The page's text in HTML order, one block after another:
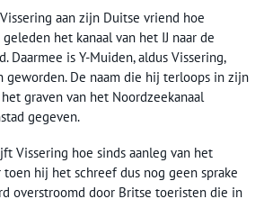
aan zijn Duitse vriend hoe
het kanaal van het IJ naar de
Daarmee is Y-Muiden, aldus Vissering,
geworden. De naam die hij terloops in zijn
graven van het Noordzeekanaal
gegeven.
Vissering hoe sinds aanleg van het
toen hij het schreef dus nog geen sprake
overstroomd door Britse toeristen die in